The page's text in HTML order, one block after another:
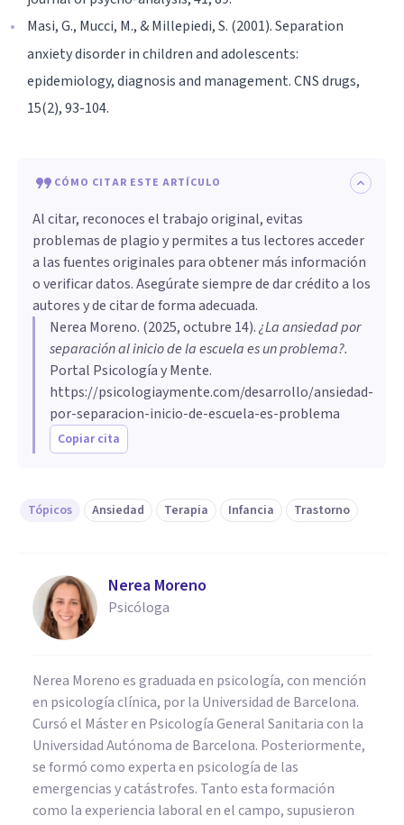
Masi, G., Mucci, M., & Millepiedi, S. (2001). Separation
anxiety disorder in children and adolescents:
epidemiology, diagnosis and management. CNS drugs,
15(2), 93-104.
CÓMO CITAR ESTE ARTÍCULO
Al citar, reconoces el trabajo original, evitas
problemas de plagio y permites a tus lectores acceder
a las fuentes originales para obtener más información
o verificar datos. Asegúrate siempre de dar crédito a los
autores y de citar de forma adecuada.
Nerea Moreno. (2025, octubre 14).¿La ansiedad por
separación al inicio de la escuela es un problema?.
Portal Psicología y Mente.
https://psicologiaymente.com/desarrollo/ansiedad-
por-separacion-inicio-de-escuela-es-problema
Copiar cita
Tópicos Ansiedad Terapia Infancia Trastorno
Nerea Moreno
Psicóloga
Nerea Moreno es graduada en psicología, con mención
en psicología clínica, por la Universidad de Barcelona.
Cursó el Máster en Psicología General Sanitaria con la
Universidad Autónoma de Barcelona. Posteriormente,
se formó como experta en psicología de las
emergencias y catástrofes. Tanto esta formación
como la experiencia laboral en el campo, supusieron